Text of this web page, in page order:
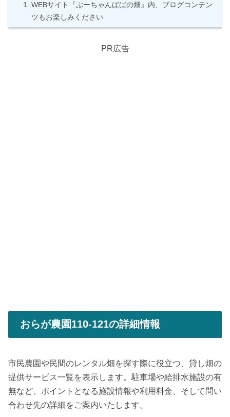
WEBサイト『ぶーちゃんばばの畑』内、ブログコンテン
ツもお楽しみください
PR広告
おらが農園110-121の詳細情報
市民農園や民間のレンタル畑を探す際に役立つ、貸し畑の
提供サービス一覧を表示します。駐車場や給排水施設の有
無など、ポイントとなる施設情報や利用料金、そして問い
合わせ先の詳細をご案内いたします。